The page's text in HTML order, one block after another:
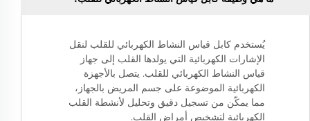
يُستخدم كابل قياس النشاط الكهربائي للقلب لنقل
الإشارات الكهربائية التي يولدها القلب إلى جهاز
قياس النشاط الكهربائي للقلب. يتصل بالأجهزة
الكهربائية الموضوعة على جسم المريض بالجهاز،
مما يمكّن من تسجيل دقيق وتحليل لأنشطة القلب
الكهربائية لتشخيص أمراض القلب.